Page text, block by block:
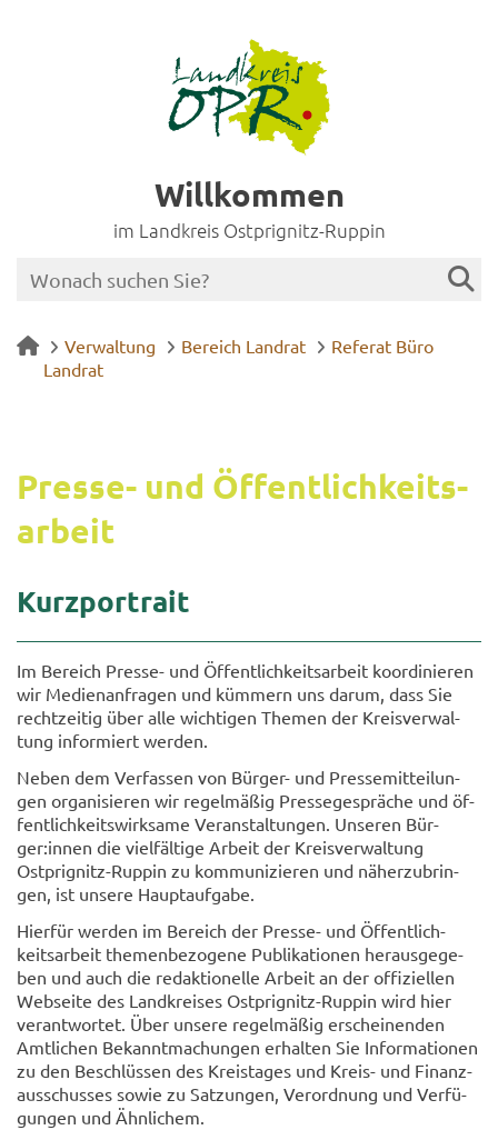
Willkommen
im Landkreis Ostprignitz-Ruppin
Verwaltung Bereich Landrat
Referat Büro
Landrat
Presse-​ und Öf­fent­lich­keits­
ar­beit
Kurz­por­trait
Im Be­reich Presse-​ und Öf­fent­lich­keits­ar­beit ko­or­di­nie­ren
wir Me­di­en­an­fra­gen und küm­mern uns darum, dass Sie
recht­zei­tig über alle wich­ti­gen The­men der Kreis­ver­wal­
tung in­for­miert wer­den.
Neben dem Ver­fas­sen von Bürger-​ und Pres­se­mit­tei­lun­
gen or­ga­ni­sie­ren wir regel­mäßig Pres­se­ge­sprä­che und öf­
fent­lich­keits­wirk­sa­me Ver­an­stal­tun­gen. Un­se­ren Bür­
ger:innen die viel­fäl­ti­ge Ar­beit der Kreis­ver­wal­tung
Ostprignitz-​Ruppin zu kom­mu­ni­zie­ren und näher­zu­brin­
gen, ist un­se­re Haupt­auf­ga­be.
Hier­für wer­den im Be­reich der Presse-​ und Öf­fent­lich­
keits­ar­beit the­men­be­zo­ge­ne Pu­bli­ka­tio­nen her­aus­ge­ge­
ben und auch die re­dak­tio­nel­le Ar­beit an der of­fi­zi­el­len
Web­sei­te des Land­krei­ses Ost­prignitz-​Ruppin wird hier
ver­ant­wor­tet. Über un­se­re regel­mäßig er­schei­nen­den
Amt­li­chen Be­kannt­ma­chun­gen er­hal­ten Sie In­for­ma­tio­nen
zu den Be­schlüs­sen des Kreis­ta­ges und Kreis-​ und Fi­nanz­
aus­schus­ses sowie zu Sat­zun­gen, Ver­ord­nung und Ver­fü­
gun­gen und Ähn­li­chem.